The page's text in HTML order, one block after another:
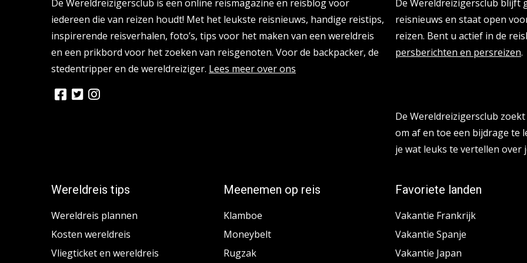
De Wereldreizigersclub is een online reismagazine en reisblog voor
iedereen die van reizen houdt! Met het leukste reisnieuws, handige reistips,
inspirerende reisverhalen, foto’s, tips voor het maken van een wereldreis
en een prikbord voor het zoeken van reisgenoten. Voor de backpacker, de
stedentripper en de wereldreiziger. Lees meer over ons
De Wereldreizigersclub blijft
reisnieuws en staat open
reizen. Bent u actief in de
persberichten en persreizen.
De Wereldreizigersclub
om af en toe een bijdrage te
je wat leuks te vertellen over
Wereldreis tips
Wereldreis plannen
Kosten wereldreis
Vliegticket en wereldreis
Meenemen op reis
Klamboe
Moneybelt
Rugzak
Favoriete landen
Vakantie Frankrijk
Vakantie Spanje
Vakantie Japan